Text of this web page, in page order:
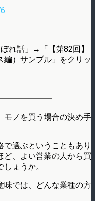
れ話」→「【第82回】
編）サンプル」をクリッ
モノを買う場合の決め手
で選ぶということもあり
ど、よい営業の人から買
ょうか。
味では、どんな業種の方